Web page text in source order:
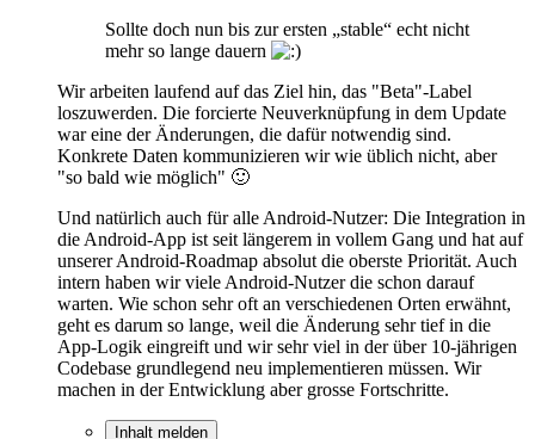
Sollte doch nun bis zur ersten „stable“ echt nicht
mehr so lange dauern
Wir arbeiten laufend auf das Ziel hin, das "Beta"-Label
loszuwerden. Die forcierte Neuverknüpfung in dem Update
war eine der Änderungen, die dafür notwendig sind.
Konkrete Daten kommunizieren wir wie üblich nicht, aber
"so bald wie möglich" 🙂
Und natürlich auch für alle Android-Nutzer: Die Integration in
die Android-App ist seit längerem in vollem Gang und hat auf
unserer Android-Roadmap absolut die oberste Priorität. Auch
intern haben wir viele Android-Nutzer die schon darauf
warten. Wie schon sehr oft an verschiedenen Orten erwähnt,
geht es darum so lange, weil die Änderung sehr tief in die
App-Logik eingreift und wir sehr viel in der über 10-jährigen
Codebase grundlegend neu implementieren müssen. Wir
machen in der Entwicklung aber grosse Fortschritte.
Inhalt melden